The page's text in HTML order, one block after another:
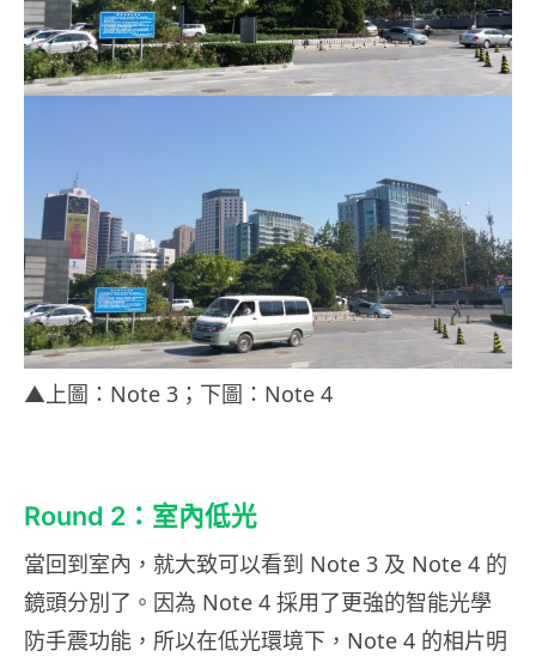
▲上圖：Note 3；下圖：Note 4
Round 2：室內低光
當回到室內，就大致可以看到 Note 3 及 Note 4 的
鏡頭分別了。因為 Note 4 採用了更強的智能光學
防手震功能，所以在低光環境下，Note 4 的相片明